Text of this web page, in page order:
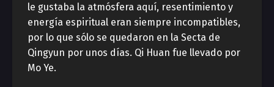
le gustaba la atmósfera aquí, resentimiento y
energía espiritual eran siempre incompatibles,
por lo que sólo se quedaron en la Secta de
Qingyun por unos días. Qi Huan fue llevado por
Mo Ye.